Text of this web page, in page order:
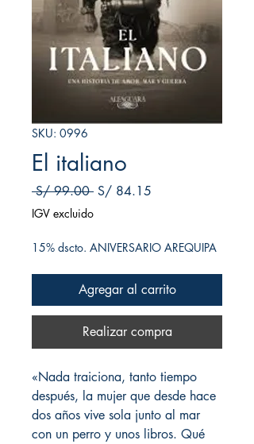
SKU: 0996
El italiano
S/ 99.00 Precio
S/ 84.15
IGV excluido
15% dscto. ANIVERSARIO AREQUIPA
Agregar al carrito
Realizar compra
«Nada traiciona, tanto tiempo
después, la mujer que desde hace
dos años vive sola junto al mar
con un perro y unos libros. Qué